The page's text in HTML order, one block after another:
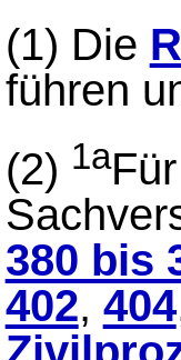
(1) Die
führen
(2) 1a
380 bis
402, 404